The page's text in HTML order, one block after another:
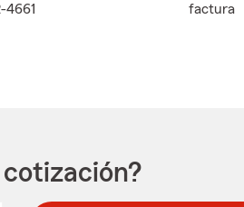
4661
factura